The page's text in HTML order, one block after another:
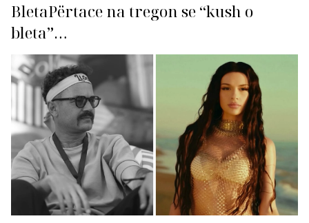
BletaPërtace na tregon se “kush o
bleta”…